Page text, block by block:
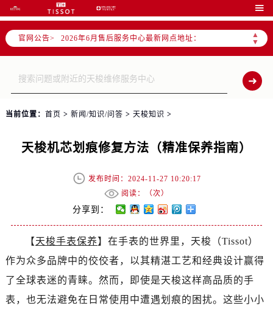

官网公告>
▲
▼
2026年6月北京市售后服务网络优化升级公告
2026年6月北京市官方售后客户服务热线：
2026年6月售后服务中心最新网点地址：
北京市东城区东长安街1号东方广场写字楼W3座6层602室（需提前预约）
北京市朝阳区建国门外大街甲6号华熙国际中心写字楼D座11层1102室（需提前预约）
北京市朝阳区建国门外大街甲6号华熙国际中心D座11层1102室售后服务中心（需提前预约）
当前位置： 首页 > 新闻/知识/问答 > 天梭知识 >
天梭机芯划痕修复方法（精准保养指南）
发布时间：2024-11-27 10:20:17
阅读：（次）
分享到：
【天梭手表保养】在手表的世界里，天梭（Tissot）
作为众多品牌中的佼佼者，以其精湛工艺和经典设计赢得
了全球表迷的青睐。然而，即使是天梭这样高品质的手
表，也无法避免在日常使用中遭遇划痕的困扰。这些小小